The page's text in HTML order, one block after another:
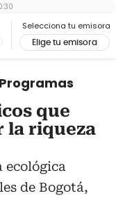
Selecciona tu emisora
Elige tu emisora
Programas
que
la riqueza
ecológica
de Bogotá,